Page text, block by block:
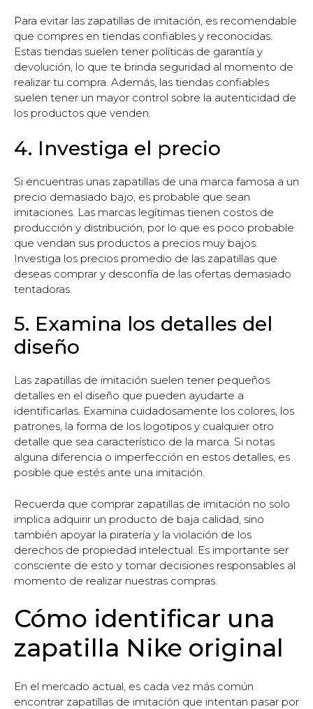
Para evitar las zapatillas de imitación, es recomendable
que compres en tiendas confiables y reconocidas.
Estas tiendas suelen tener políticas de garantía y
devolución, lo que te brinda seguridad al momento de
realizar tu compra. Además, las tiendas confiables
suelen tener un mayor control sobre la autenticidad de
los productos que venden.
4. Investiga el precio
Si encuentras unas zapatillas de una marca famosa a un
precio demasiado bajo, es probable que sean
imitaciones. Las marcas legítimas tienen costos de
producción y distribución, por lo que es poco probable
que vendan sus productos a precios muy bajos.
Investiga los precios promedio de las zapatillas que
deseas comprar y desconfía de las ofertas demasiado
tentadoras.
5. Examina los detalles del
diseño
Las zapatillas de imitación suelen tener pequeños
detalles en el diseño que pueden ayudarte a
identificarlas. Examina cuidadosamente los colores, los
patrones, la forma de los logotipos y cualquier otro
detalle que sea característico de la marca. Si notas
alguna diferencia o imperfección en estos detalles, es
posible que estés ante una imitación.
Recuerda que comprar zapatillas de imitación no solo
implica adquirir un producto de baja calidad, sino
también apoyar la piratería y la violación de los
derechos de propiedad intelectual. Es importante ser
consciente de esto y tomar decisiones responsables al
momento de realizar nuestras compras.
Cómo identificar una
zapatilla Nike original
En el mercado actual, es cada vez más común
encontrar zapatillas de imitación que intentan pasar por